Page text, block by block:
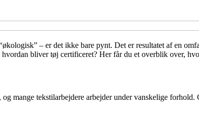
– er det ikke bare pynt. Det er resultatet af en
bliver tøj certificeret? Her får du et overblik over,
mange tekstilarbejdere arbejder under vanskelige forhold.